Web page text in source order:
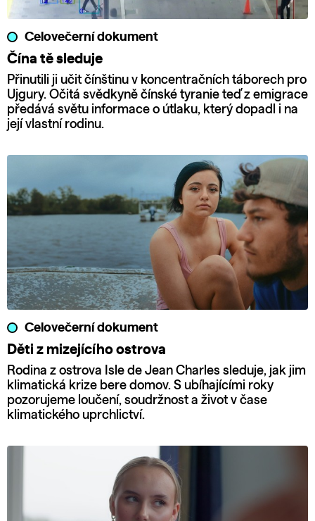
Celovečerní dokument
Čína tě sleduje
Přinutili ji učit čínštinu v koncentračních táborech pro
Ujgury. Očitá svědkyně čínské tyranie teď z emigrace
předává světu informace o útlaku, který dopadl i na
její vlastní rodinu.
Celovečerní dokument
Děti z mizejícího ostrova
Rodina z ostrova Isle de Jean Charles sleduje, jak jim
klimatická krize bere domov. S ubíhajícími roky
pozorujeme loučení, soudržnost a život v čase
klimatického uprchlictví.